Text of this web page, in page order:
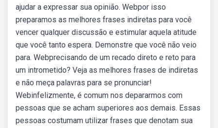
ajudar a expressar sua opinião. Webpor isso
preparamos as melhores frases indiretas para você
vencer qualquer discussão e estimular aquela atitude
que você tanto espera. Demonstre que você não veio
para. Webprecisando de um recado direto e reto para
um intrometido? Veja as melhores frases de indiretas
e não meça palavras para se pronunciar!
Webinfelizmente, é comum nos depararmos com
pessoas que se acham superiores aos demais. Essas
pessoas costumam utilizar frases que denotam sua